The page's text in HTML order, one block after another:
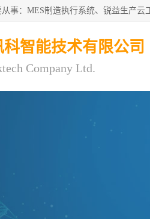
科智能技术有限公司
Company Ltd.